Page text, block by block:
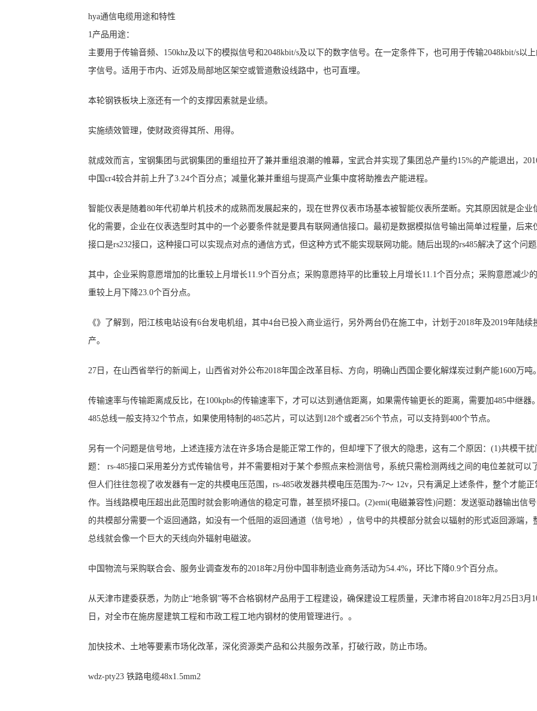
hya通信电缆用途和特性
1产品用途：
主要用于传输音频、150khz及以下的模拟信号和2048kbit/s及以下的数字信号。在一定条件下，也可用于传输2048kbit/s以
字信号。适用于市内、近郊及局部地区架空或管道敷设线路中，也可直埋。
本轮钢铁板块上涨还有一个的支撑因素就是业绩。
实施绩效管理，使财政资得其所、用得。
就成效而言，宝钢集团与武钢集团的重组拉开了兼并重组浪潮的帷幕，宝武合并实现了集团总产量约15%的产能退出，
中国cr4较合并前上升了3.24个百分点；减量化兼并重组与提高产业集中度将助推去产能进程。
智能仪表是随着80年代初单片机技术的成熟而发展起来的，现在世界仪表市场基本被智能仪表所垄断。究其原因就是企业
化的需要，企业在仪表选型时其中的一个必要条件就是要具有联网通信接口。最初是数据模拟信号输出简单过程量，后来
接口是rs232接口，这种接口可以实现点对点的通信方式，但这种方式不能实现联网功能。随后出现的rs485解决了这个问题
其中，企业采购意愿增加的比重较上月增长11.9个百分点；采购意愿持平的比重较上月增长11.1个百分点；采购意愿减少
重较上月下降23.0个百分点。
《》了解到，阳江核电站设有6台发电机组，其中4台已投入商业运行，另外两台仍在施工中，计划于2018年及2019年陆续
产。
27日，在山西省举行的新闻上，山西省对外公布2018年国企改革目标、方向，明确山西国企要化解煤炭过剩产能1600万吨
传输速率与传输距离成反比，在100kpbs的传输速率下，才可以达到通信距离，如果需传输更长的距离，需要加485中继器
485总线一般支持32个节点，如果使用特制的485芯片，可以达到128个或者256个节点，可以支持到400个节点。
另有一个问题是信号地，上述连接方法在许多场合是能正常工作的，但却埋下了很大的隐患，这有二个原因：(1)共模干扰
题： rs-485接口采用差分方式传输信号，并不需要相对于某个参照点来检测信号，系统只需检测两线之间的电位差就可以
但人们往往忽视了收发器有一定的共模电压范围，rs-485收发器共模电压范围为-7～ 12v，只有满足上述条件，整个才能正
作。当线路模电压超出此范围时就会影响通信的稳定可靠，甚至损坏接口。(2)emi(电磁兼容性)问题：发送驱动器输出信
的共模部分需要一个返回通路，如没有一个低阻的返回通道（信号地），信号中的共模部分就会以辐射的形式返回源端，
总线就会像一个巨大的天线向外辐射电磁波。
中国物流与采购联合会、服务业调查发布的2018年2月份中国非制造业商务活动为54.4%，环比下降0.9个百分点。
从天津市建委获悉，为防止“地条钢”等不合格钢材产品用于工程建设，确保建设工程质量，天津市将自2018年2月25日3月
日，对全市在施房屋建筑工程和市政工程工地内钢材的使用管理进行。。
加快技术、土地等要素市场化改革，深化资源类产品和公共服务改革，打破行政，防止市场。
wdz-pty23 铁路电缆48x1.5mm2